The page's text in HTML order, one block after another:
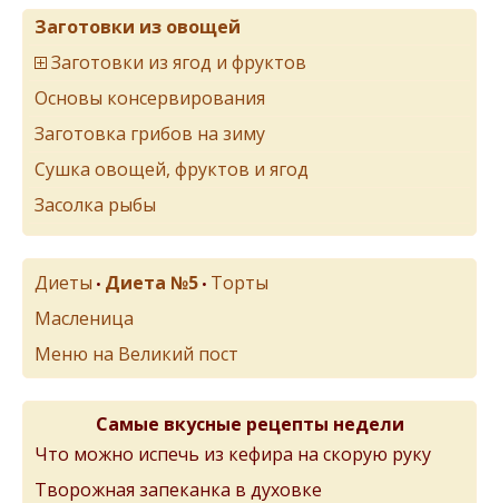
Заготовки из овощей
Заготовки из ягод и фруктов
Основы консервирования
Заготовка грибов на зиму
Сушка овощей, фруктов и ягод
Засолка рыбы
Диеты • Диета №5 • Торты
Масленица
Меню на Великий пост
Самые вкусные рецепты недели
Что можно испечь из кефира на скорую руку
Творожная запеканка в духовке